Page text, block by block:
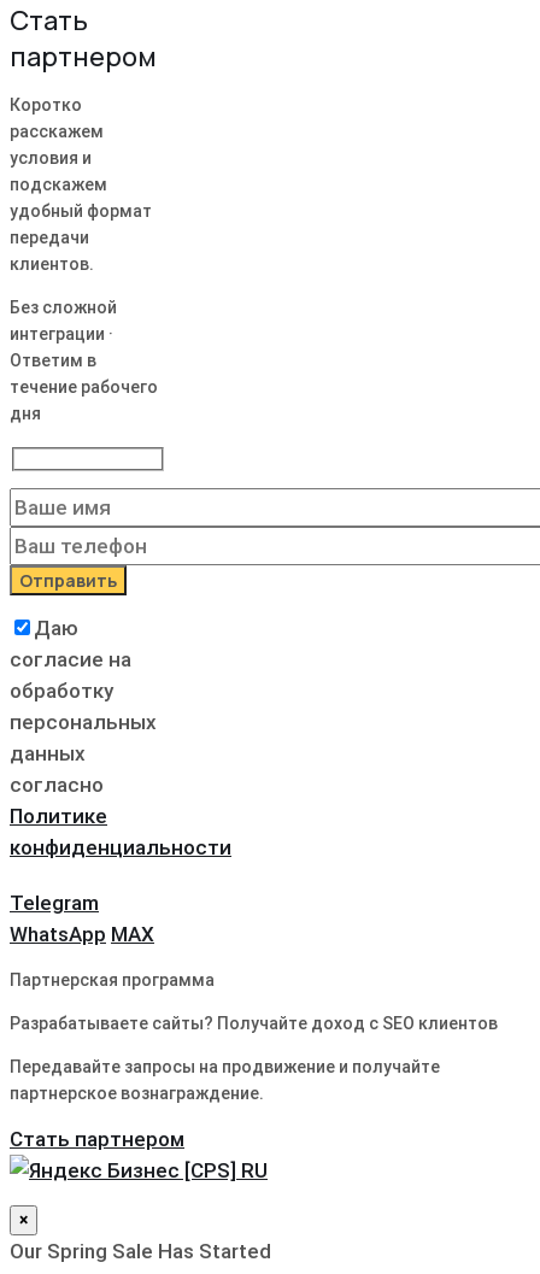
Стать
партнером
Коротко
расскажем
условия и
подскажем
удобный формат
передачи
клиентов.
Без сложной
интеграции ·
Ответим в
течение рабочего
дня
Даю
согласие на
обработку
персональных
данных
согласно
Политике
конфиденциальности
Telegram
WhatsApp MAX
Партнерская программа
Разрабатываете сайты? Получайте доход с SEO клиентов
Передавайте запросы на продвижение и получайте
партнерское вознаграждение.
Стать партнером
×
Our Spring Sale Has Started